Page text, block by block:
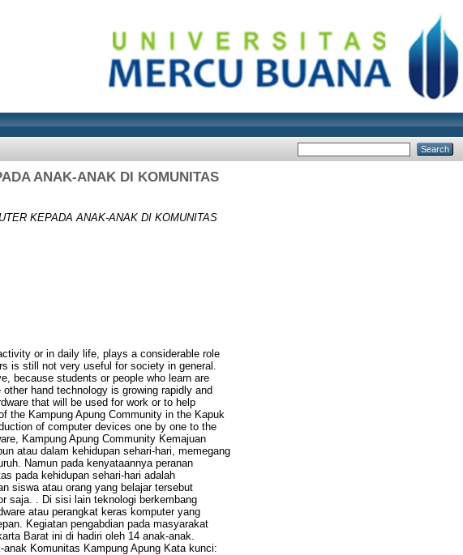
ANAK-ANAK DI KOMUNITAS
KEPADA ANAK-ANAK DI KOMUNITAS
or in daily life, plays a considerable role
is still not very useful for society in general.
because students or people who learn are
hand technology is growing rapidly and
that will be used for work or to help
the Kampung Apung Community in the Kapuk
of computer devices one by one to the
Kampung Apung Community Kemajuan
atau dalam kehidupan sehari-hari, memegang
Namun pada kenyataannya peranan
pada kehidupan sehari-hari adalah
siswa atau orang yang belajar tersebut
saja. . Di sisi lain teknologi berkembang
atau perangkat keras komputer yang
Kegiatan pengabdian pada masyarakat
Barat ini di hadiri oleh 14 anak-anak.
Komunitas Kampung Apung Kata kunci: